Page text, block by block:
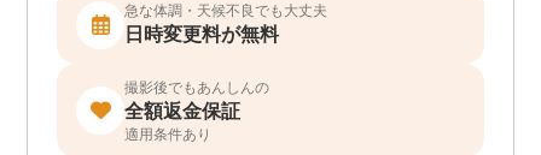
急な体調・天候不良でも大丈夫
日時変更料が無料
撮影後でもあんしんの
全額返金保証
適用条件あり